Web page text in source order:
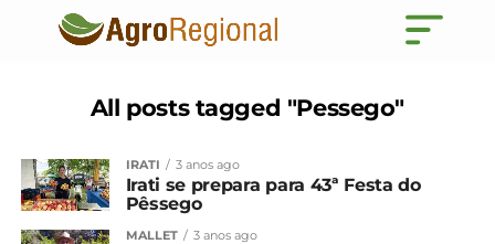
All posts tagged "Pessego"
IRATI 3 anos ago
Irati se prepara para 43ª Festa do
Pêssego
MALLET 3 anos ago